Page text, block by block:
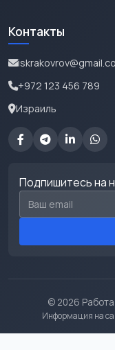
Контакты
+972 123 456 789
Израиль
Подпишитесь на
Email для подписки
© 2026
Информация на